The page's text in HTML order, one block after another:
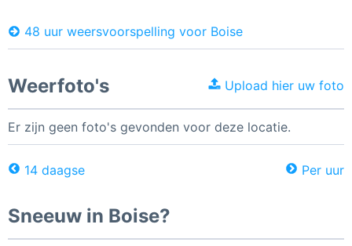
48 uur weersvoorspelling voor Boise
Weerfoto's Upload hier uw foto
Er zijn geen foto's gevonden voor deze locatie.
14 daagse Per uur
Sneeuw in Boise?